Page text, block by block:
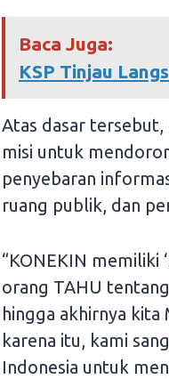
Baca Juga:
KSP Tinjau
Atas dasar tersebut,
misi untuk
penyebaran
ruang publik, dan
“KONEKIN memiliki
orang TAHU
hingga akhirnya kita
karena itu, kami
Indonesia untuk